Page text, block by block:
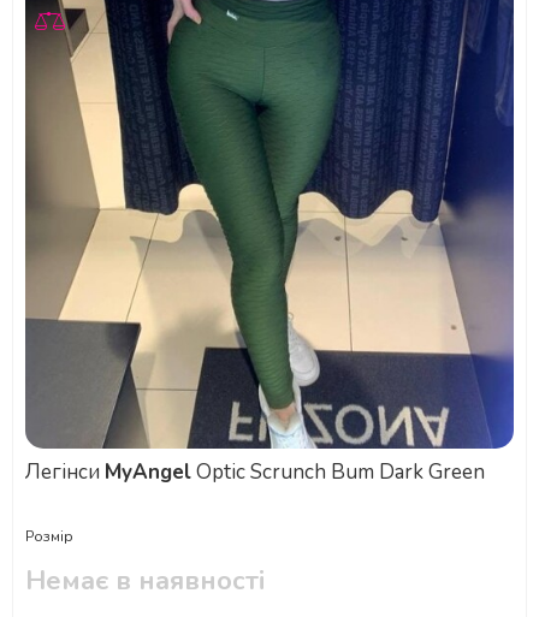
Легінси MyAngelOptic Scrunch Bum Dark Green
Розмір
Немає в наявності